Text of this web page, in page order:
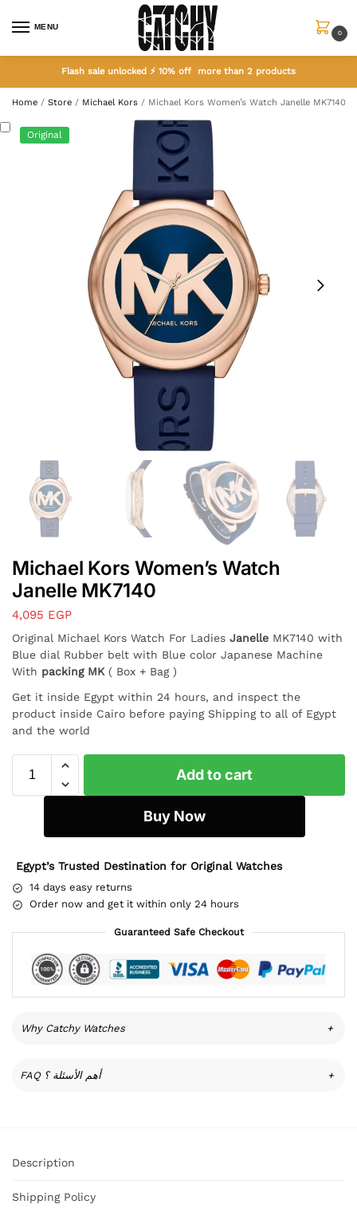
MENU
0
Flash sale unlocked ⚡ 10% off more than 2 products
Home / Store / Michael Kors / Michael Kors Women’s Watch Janelle MK7140
Original
Michael Kors Women’s Watch
Janelle MK7140
4,095 EGP
Original Michael Kors Watch For Ladies Janelle MK7140 with
Blue dial Rubber belt with Blue color Japanese Machine
With packing MK ( Box + Bag )
Get it inside Egypt within 24 hours, and inspect the
product inside Cairo before paying Shipping to all of Egypt
and the world
Add to cart
Buy Now
Egypt’s Trusted Destination for Original Watches
14 days easy returns
Order now and get it within only 24 hours
Guaranteed Safe Checkout
Why Catchy Watches +
FAQ أهم الأسئلة ؟ +
Description
Shipping Policy